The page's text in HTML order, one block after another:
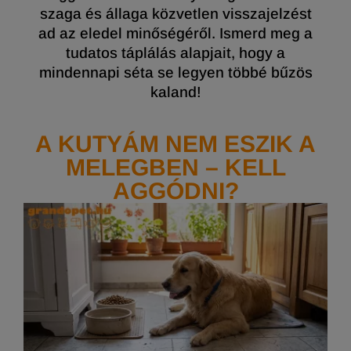
szaga és állaga közvetlen visszajelzést
ad az eledel minőségéről. Ismerd meg a
tudatos táplálás alapjait, hogy a
mindennapi séta se legyen többé bűzös
kaland!
A KUTYÁM NEM ESZIK A
MELEGBEN – KELL
AGGÓDNI?